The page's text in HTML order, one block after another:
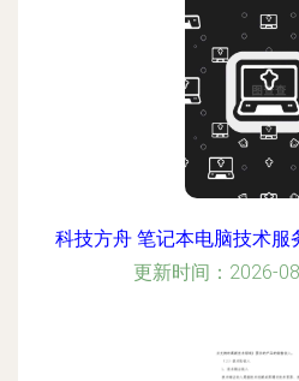
科技方舟 笔记本电脑技术服
更新时间：2026-